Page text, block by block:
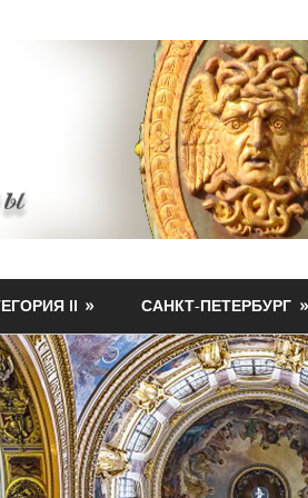
II САНКТ-ПЕТЕРБУРГ